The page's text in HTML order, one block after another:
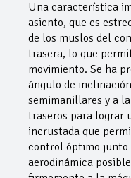
Una característica
asiento, que es
de los muslos del
trasera, lo que
movimiento. Se ha
ángulo de
semimanillares y a
traseros para lograr
incrustada que
control óptimo junto
aerodinámica